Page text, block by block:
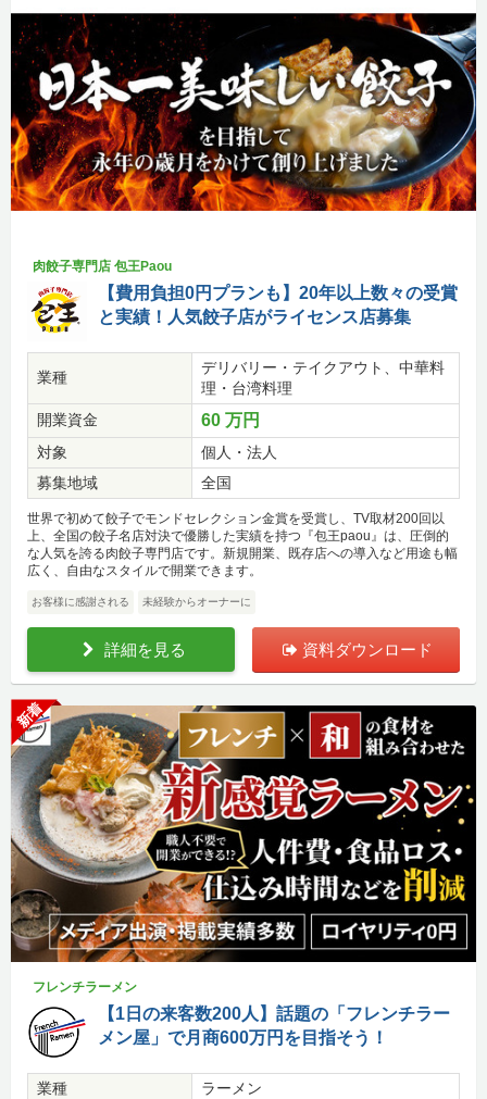
肉餃子専門店 包王Paou
【費用負担0円プランも】20年以上数々の受賞
と実績！人気餃子店がライセンス店募集
業種
デリバリー・テイクアウト、中華料
理・台湾料理
開業資金
60 万円
対象
個人・法人
募集地域
全国
世界で初めて餃子でモンドセレクション金賞を受賞し、TV取材200回以
上、全国の餃子名店対決で優勝した実績を持つ『包王paou』は、圧倒的
な人気を誇る肉餃子専門店です。新規開業、既存店への導入など用途も幅
広く、自由なスタイルで開業できます。
お客様に感謝される 未経験からオーナーに
詳細を見る 資料ダウンロード
新着
フレンチラーメン
【1日の来客数200人】話題の「フレンチラー
メン屋」で月商600万円を目指そう！
業種
ラーメン